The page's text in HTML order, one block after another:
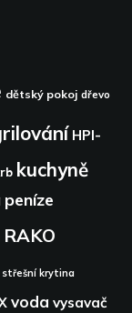
dětský pokoj dřevo
HPI-
kuchyně
peníze
RAKO
střešní krytina
voda vysavač